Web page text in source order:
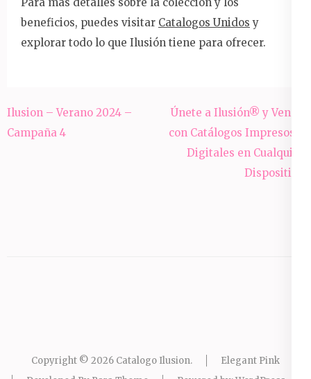
beneficios, puedes visitar Catalogos Unidos y
explorar todo lo que Ilusión tiene para ofrecer.
Post
navigation
Ilusion – Verano 2024 –
Campaña 4
Únete a Ilusión® y Vende
con Catálogos Impresos y
Digitales en Cualquier
Dispositivo
Copyright © 2026 Catalogo Ilusion.
Elegant Pink